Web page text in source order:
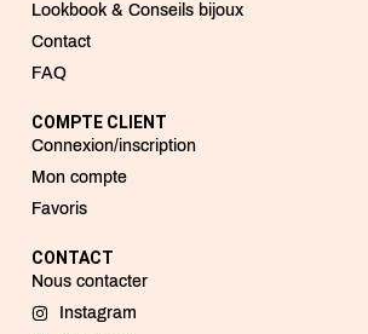
Lookbook & Conseils bijoux
Contact
FAQ
COMPTE CLIENT
Connexion/inscription
Mon compte
Favoris
CONTACT
Nous contacter
Instagram